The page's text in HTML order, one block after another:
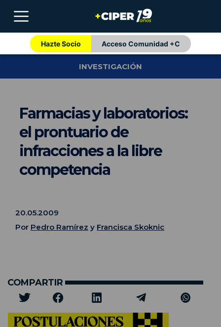
Hazte Socio Acceso Comunidad +C
INVESTIGACIÓN
Farmacias y laboratorios:
el prontuario de
infracciones a la libre
competencia
20.05.2009
Por Pedro Ramírez y Francisca Skoknic
COMPARTIR